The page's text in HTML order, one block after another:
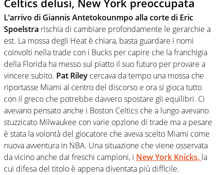
L’arrivo di Giannis Antetokounmpo alla corte di Eric
Spoelstra rischia di cambiare profondamente le gerarchie a
est. La mossa degli Heat è chiara, basta guardare i nomi
coinvolti nella trade con i Bucks per capire che la franchigia
della Florida ha messo sul piatto il suo futuro per provare a
vincere subito. Pat Riley cercava da tempo una mossa che
riportasse Miami al centro del discorso e ora si gioca tutto
con il greco che potrebbe davvero spostare gli equilibri. Ci
avevano pensato anche i Boston Celtics che a lungo avevano
stuzzicato Milwaukee con varie opzione di trade ma a pesare
è stata la volontà del giocatore che aveva scelto Miami come
nuova avventura in NBA. Una situazione che viene osservata
da vicino anche dai freschi campioni, i New York Knicks, la
cui difesa del titolo è appena diventata più difficile.